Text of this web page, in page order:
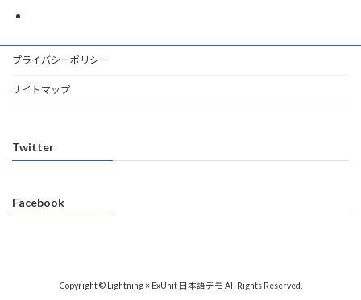
プライバシーポリシー
サイトマップ
Twitter
Facebook
Copyright © Lightning × ExUnit 日本語デモ All Rights Reserved.